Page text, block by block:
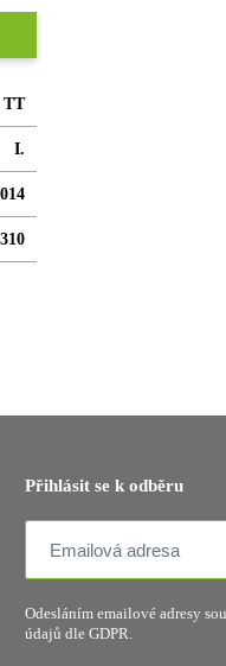
TT
I.
Přihlásit se k odběru
Odesláním emailové adresy
údajů dle GDPR.